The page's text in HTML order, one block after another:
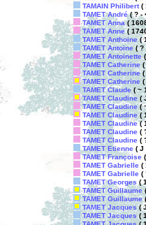
TAMAIN Philibert(
TAMET André( ? -
TAMET Anna(
TAMET Anne(
TAMET Anthoine(
TAMET Antoine( ?
TAMET Antoinette(
TAMET Catherine(
TAMET Catherine(
TAMET Catherine(
TAMET Claude( ~
TAMET Claudine (
TAMET Claudine(
TAMET Claudine(
TAMET Claudine(
TAMET Claudine(
TAMET Claudine(
TAMET Etienne( J
TAMET Françoise(
TAMET Gabrielle(
TAMET Gabrielle(
TAMET Georges (
TAMET Guillaume(
TAMET Guillaume(
TAMET Jacques(
TAMET Jacques (